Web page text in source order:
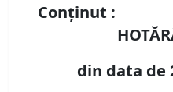
Conținut :
din data de